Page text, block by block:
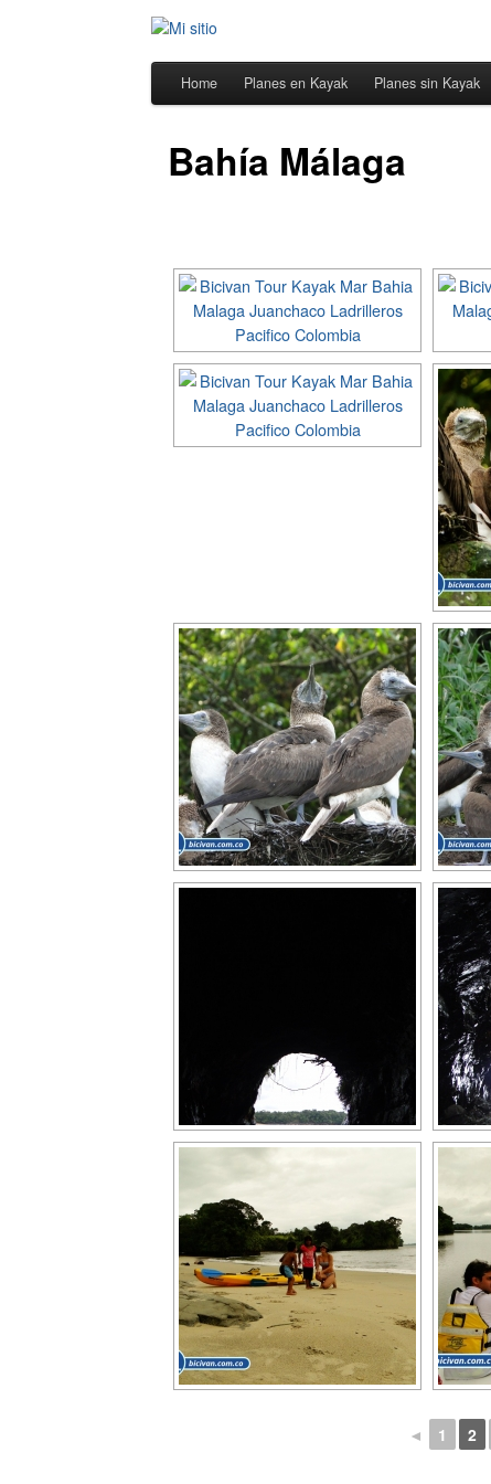
Home Planes en Kayak Planes sin Kayak
Bahía Málaga
◄ 1 2